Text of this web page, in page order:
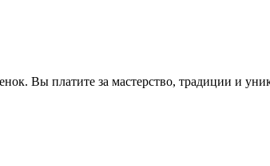
Вы платите за мастерство, традиции и